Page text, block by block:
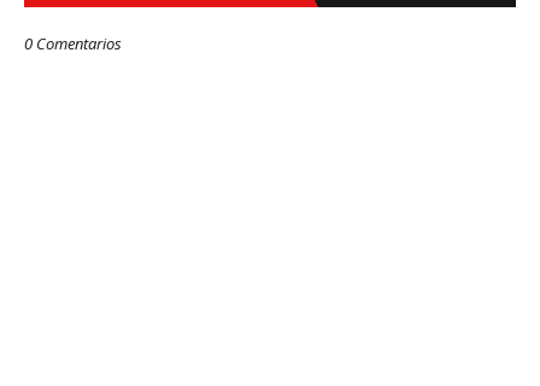
0 Comentarios